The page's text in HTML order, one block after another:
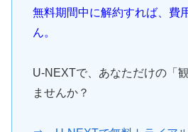
無料期間中に解約すれば、費
ん。
U-NEXTで、あなただけの「
ませんか？